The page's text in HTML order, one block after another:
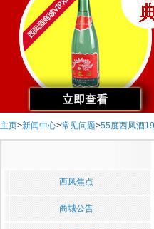
主页>新闻中心>常见问题>55度西凤酒
西凤焦点
商城公告